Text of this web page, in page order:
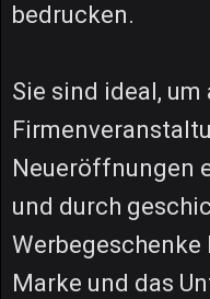
bedrucken.
Sie sind ideal, um
Neueröffnungen
und durch
Werbegeschenke
Marke und das